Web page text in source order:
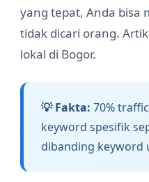
yang tepat, Anda bisa
tidak dicari orang.
lokal di Bogor.
💡 Fakta: 70%
keyword spesifik
dibanding keyword